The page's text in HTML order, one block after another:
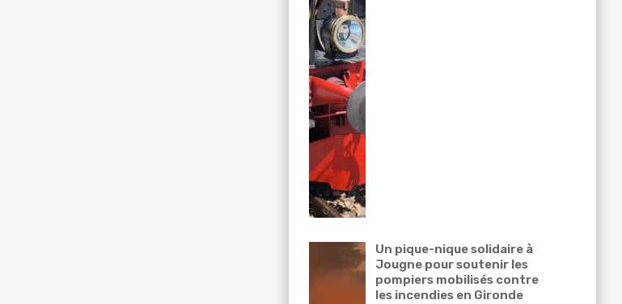
Un pique-nique solidaire à
Jougne pour soutenir les
pompiers mobilisés contre
les incendies en Gironde